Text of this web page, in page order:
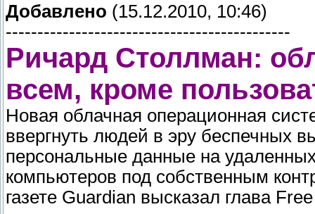
Добавлено (15.12.2010, 10:46)
---------------------------------------------
Ричард Столлман:
всем, кроме
Новая облачная операционная
ввергнуть людей в эру беспечных
персональные данные на
компьютеров под собственным
газете Guardian высказал глава